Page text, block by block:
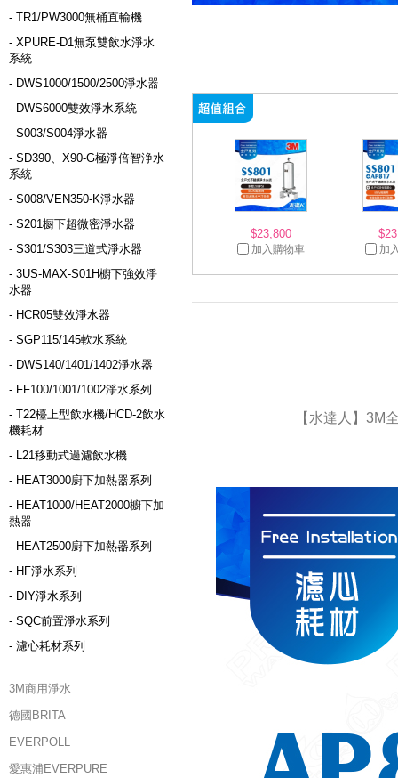
- TR1/PW3000無桶直輸機
- XPURE-D1無泵雙飲水淨水
系統
- DWS1000/1500/2500淨水器
- DWS6000雙效淨水系統
- S003/S004淨水器
- SD390、X90-G極淨倍智浄水
系統
- S008/VEN350-K淨水器
- S201橱下超微密淨水器
- S301/S303三道式淨水器
- 3US-MAX-S01H櫥下強效淨
水器
- HCR05雙效淨水器
- SGP115/145軟水系統
- DWS140/1401/1402淨水器
- FF100/1001/1002淨水系列
- T22檯上型飲水機/HCD-2飲水
機耗材
- L21移動式過濾飲水機
- HEAT3000廚下加熱器系列
- HEAT1000/HEAT2000櫥下加
熱器
- HEAT2500廚下加熱器系列
- HF淨水系列
- DIY淨水系列
- SQC前置淨水系列
- 濾心耗材系列
3M商用淨水
德國BRITA
EVERPOLL
愛惠浦EVERPURE
$23,800
加入購物車 加
【水達人】3M